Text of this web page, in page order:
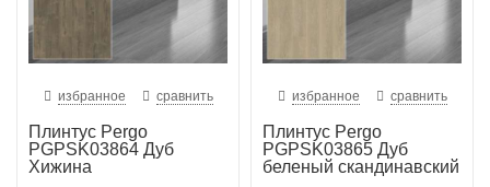
избранное сравнить
Плинтус Pergo
PGPSK03864 Дуб
Хижина
избранное сравнить
Плинтус Pergo
PGPSK03865 Дуб
беленый скандинавский